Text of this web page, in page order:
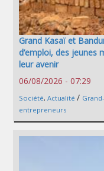
Grand Kasaï et
d’emploi, des jeunes
leur avenir
06/08/2026 - 07:29
Société, Actualité /
entrepreneurs